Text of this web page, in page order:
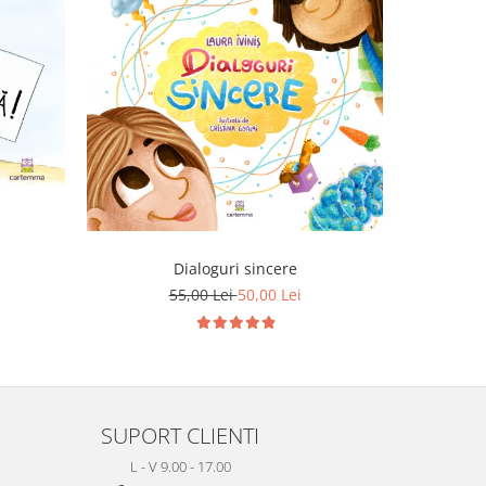
Dialoguri sincere
55,00 Lei50,00 Lei
SUPORT CLIENTI
L - V 9.00 - 17.00